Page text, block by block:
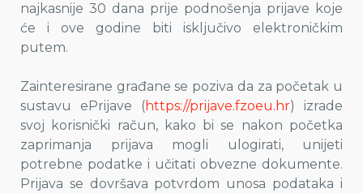
najkasnije 30 dana prije podnošenja prijave koje
će i ove godine biti isključivo elektroničkim
putem.
Zainteresirane građane se poziva da za početak u
sustavu ePrijave ( https://prijave.fzoeu.hr) izrade
svoj korisnički račun, kako bi se nakon početka
zaprimanja prijava mogli ulogirati, unijeti
potrebne podatke i učitati obvezne dokumente.
Prijava se dovršava potvrdom unosa podataka i